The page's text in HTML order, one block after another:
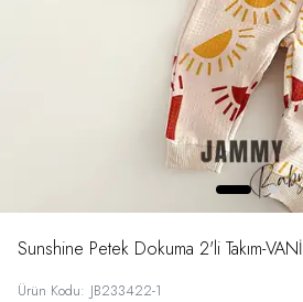
Sunshine Petek Dokuma 2'li Takım-
Ürün Kodu: JB233422-1